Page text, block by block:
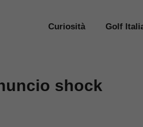
Curiosità Golf
shock